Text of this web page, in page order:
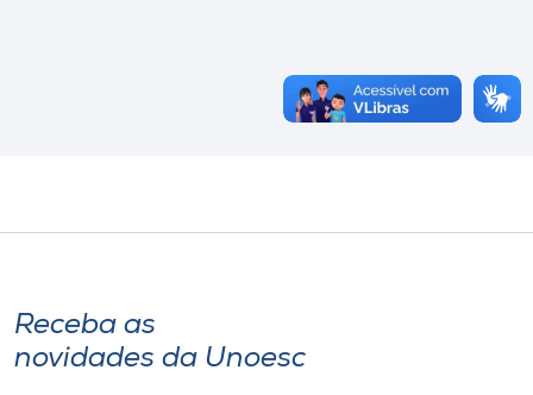
Receba as
novidades da Unoesc